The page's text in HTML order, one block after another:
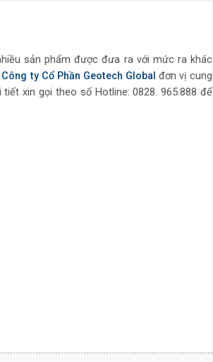
sản phẩm được đưa ra với mức ra khác
Công ty Cổ Phần Geotech Global đơn vị cung
xin gọi theo số Hotline: 0828. 965.888 để